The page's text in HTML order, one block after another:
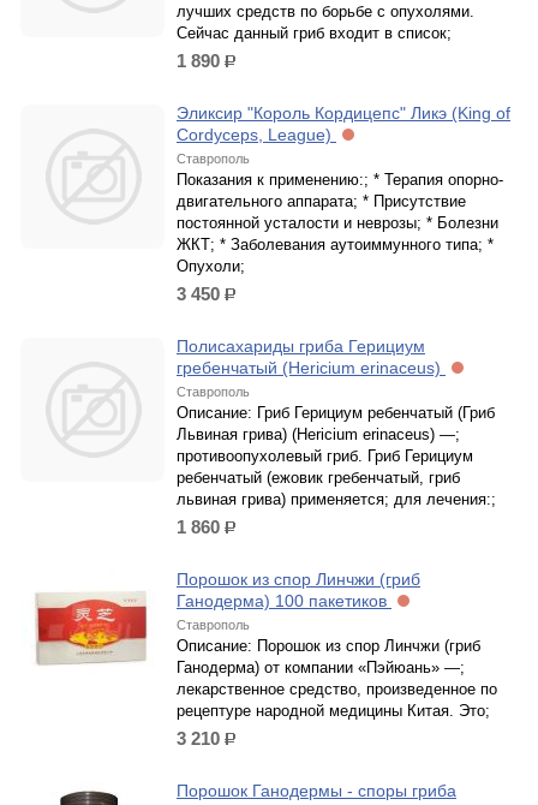
лучших средств по борьбе с опухолями.
Сейчас данный гриб входит в список;
1 890 р.
Эликсир "Король Кордицепс" Ликэ (King of
Cordyceps, League)
Ставрополь
Показания к применению:; * Терапия опорно-
двигательного аппарата; * Присутствие
постоянной усталости и неврозы; * Болезни
ЖКТ; * Заболевания аутоиммунного типа; *
Опухоли;
3 450 р.
Полисахариды гриба Герициум
гребенчатый (Hericium erinaceus)
Ставрополь
Описание: Гриб Герициум ребенчатый (Гриб
Львиная грива) (Hericium erinaceus) —;
противоопухолевый гриб. Гриб Герициум
ребенчатый (ежовик гребенчатый, гриб
львиная грива) применяется; для лечения:;
1 860 р.
Порошок из спор Линчжи (гриб
Ганодерма) 100 пакетиков
Ставрополь
Описание: Порошок из спор Линчжи (гриб
Ганодерма) от компании «Пэйюань» —;
лекарственное средство, произведенное по
рецептуре народной медицины Китая. Это;
3 210 р.
Порошок Ганодермы - споры гриба